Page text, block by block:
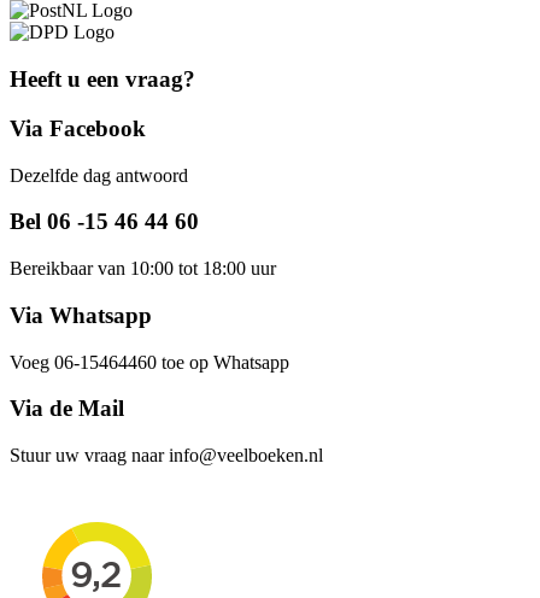
Heeft u een vraag?
Via Facebook
Dezelfde dag antwoord
Bel 06 -15 46 44 60
Bereikbaar van 10:00 tot 18:00 uur
Via Whatsapp
Voeg 06-15464460 toe op Whatsapp
Via de Mail
Stuur uw vraag naar info@veelboeken.nl